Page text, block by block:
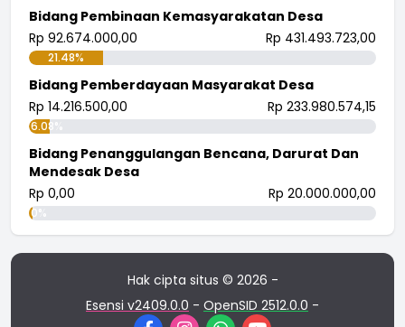
Bidang Pembinaan Kemasyarakatan Desa
Rp 92.674.000,00
Rp 431.493.723,00
21.48%
Bidang Pemberdayaan Masyarakat Desa
Rp 14.216.500,00
Rp 233.980.574,15
6.08%
Bidang Penanggulangan Bencana, Darurat Dan
Mendesak Desa
Rp 0,00
Rp 20.000.000,00
0%
Hak cipta situs © 2026 -
Esensi v2409.0.0 - OpenSID 2512.0.0 -